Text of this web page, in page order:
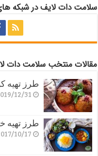
سلامت دات لایف در شبکه
مقالات منتخب سلامت دات
طرز تهیه
12/31
طرز تهیه
10/17